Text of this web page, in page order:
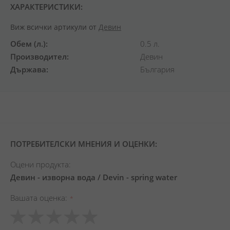
ХАРАКТЕРИСТИКИ:
Виж всички артикули от Девин
Обем (л.)
0.5 л.
Производител
Девин
Държава
България
ПОТРЕБИТЕЛСКИ МНЕНИЯ И ОЦЕНКИ:
Оцени продукта:
Девин - изворна вода / Devin - spring water
Вашата оценка